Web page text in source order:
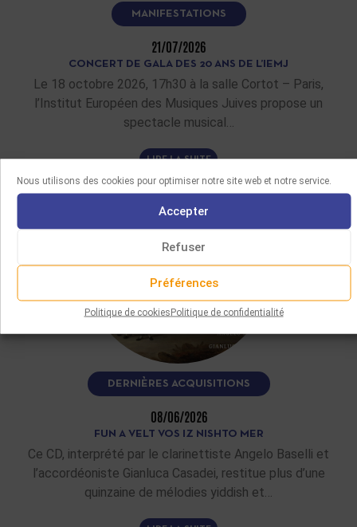
Nous utilisons des cookies pour optimiser notre site web et notre service.
Accepter
Refuser
Préférences
Politique de cookiesPolitique de confidentialité
MANIFESTATIONS
21/07/2026
CONCERT DE GALA DES 20 ANS DE L’IEMJ
Le 18 octobre 2026, 17h30 à la salle Cortot – Paris,
l’Institut Européen des Musiques Juives propose un
spectacle musical…
LIRE LA SUITE
DERNIÈRES ACQUISITIONS
08/06/2026
FUN A VELT VOS IZ NISHTO MER
Ce CD, interprété par le clarinettiste Angelo Baselli et
l’accordéoniste Gianluca Casadei, restitue plus d’une
quinzaine de mélodies yiddish et…